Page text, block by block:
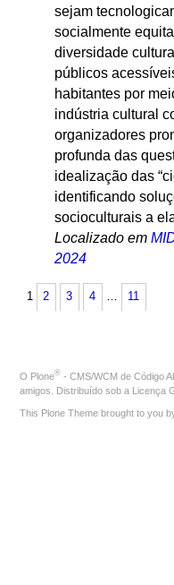
sejam
socialmente
diversidade
públicos
habitantes por
indústria cultural
organizadores
profunda das
idealização das
identificando
socioculturais a
Localizado em
2024
1 2 3 4 … 11
O Plone® - CMS/WCM de Código
amigos. Distribuído sob a Licença
This Plone Theme brought to you